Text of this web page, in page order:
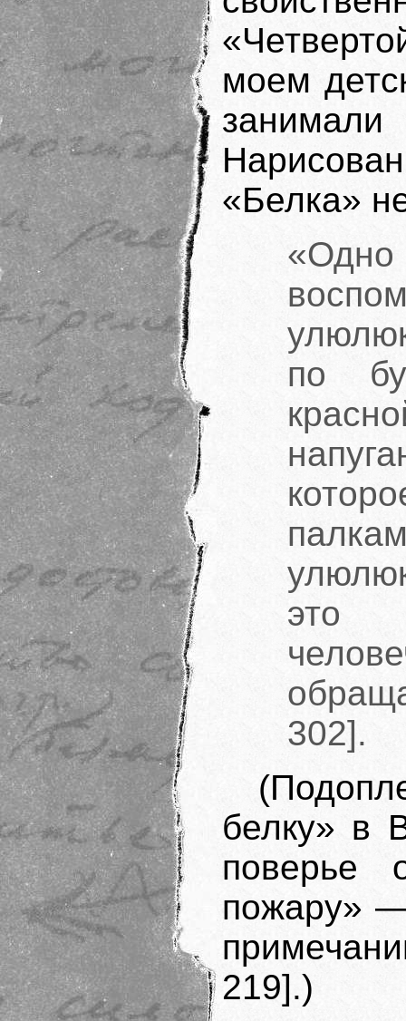
моем
«Белка»
по
это
302].
белку» в
пожару»
219].)